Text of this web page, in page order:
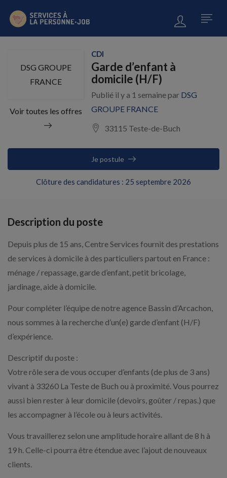
DSG GROUPE
FRANCE
Voir toutes les offres
CDI
Garde d’enfant à
domicile (H/F)
Publié il y a 1 semaine par DSG
GROUPE FRANCE
33115 Teste-de-Buch
Clôture des candidatures : 25 septembre 2026
Je postule
Description du poste
Depuis plus de 15 ans, Centre Services fournit des prestations
de services à domicile à des particuliers partout en France :
ménage / repassage, garde d’enfant, petit bricolage,
jardinage, aide à domicile.
Pour compléter l’équipe de notre agence Bassin d’Arcachon,
nous sommes à la recherche d’un(e) garde d’enfant (H/F)
d’expérience.
Descriptif du poste :
Votre rôle sera de vous occuper d’enfants (de plus de 3 ans)
vivant à 33260 La Teste de Buch ou à proximité. Vous pourrez
aussi bien rester à leur domicile (devoirs, goûter / repas.) que
les accompagner à l’école ou à leurs activités.
Vous travaillerez selon une amplitude horaire allant de 8 h à
19 h. Celle-ci pourra être étendue avec l’ajout de nouveaux
clients.